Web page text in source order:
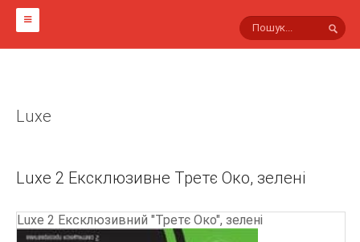
МАРКИ ПРЕЗЕРВАТИВІВ
Sico
Luxe
Luxe 2 Ексклюзивне Третє Око, зелені
Luxe 2 Ексклюзивний "Третє Око", зелені